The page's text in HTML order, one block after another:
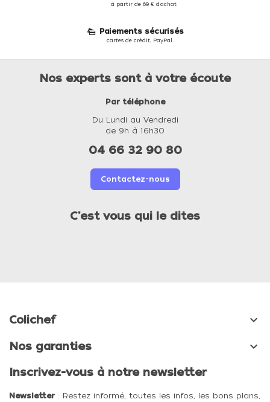
à partir de 69 € d'achat
Paiements sécurisés
cartes de crédit, PayPal...
Nos experts sont à votre écoute
Par téléphone
Du Lundi au Vendredi
de 9h à 16h30
04 66 32 90 80
Contactez-nous
C'est vous qui le dites
Colichef 
Nos garanties 
Inscrivez-vous à notre newsletter
Newsletter : Restez informé, toutes les infos, les bons plans,